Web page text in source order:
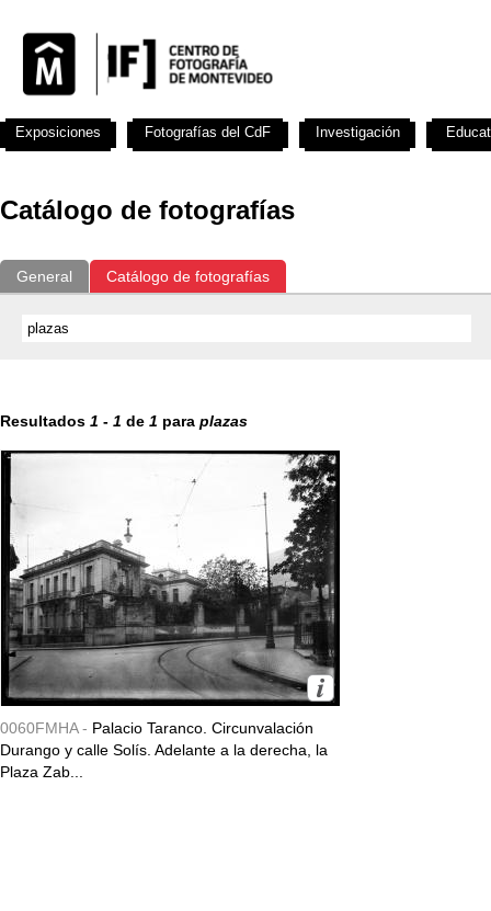
Catálogo de fotografías
General Catálogo de fotografías
Resultados 1 - 1 de 1 para plazas
0060FMHA - Palacio Taranco. Circunvalación
Durango y calle Solís. Adelante a la derecha, la
Plaza Zab...
Exposiciones Fotografías del CdF Investigación